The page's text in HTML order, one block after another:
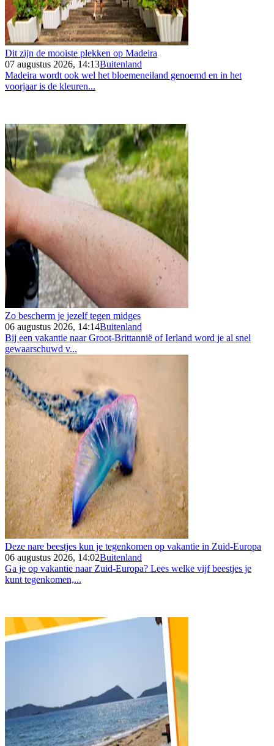
Dit zijn de mooiste plekken op Madeira
07 augustus 2026, 14:13Buitenland
Madeira wordt ook wel het bloemeneiland genoemd en in het
voorjaar is de kleuren...
Zo bescherm je jezelf tegen midges
06 augustus 2026, 14:14Buitenland
Bij een vakantie naar Groot-Brittannië of Ierland word je al snel
gewaarschuwd v...
Deze nare beestjes kun je tegenkomen op vakantie in Zuid-Europa
06 augustus 2026, 14:02Buitenland
Ga je op vakantie naar Zuid-Europa? Lees welke vijf beestjes je
kunt tegenkomen,...